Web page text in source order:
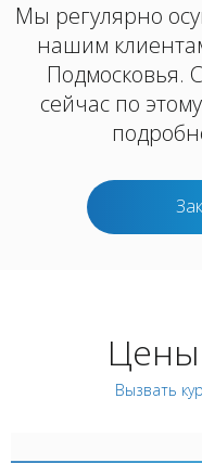
Мы регулярно
нашим
Подмосковья.
сейчас по
Вызвать